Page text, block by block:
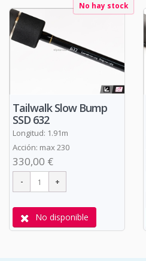
No hay stock
Tailwalk Slow Bump
SSD 632
Longitud: 1.91m
Acción: max 230
330,00 €
No disponible